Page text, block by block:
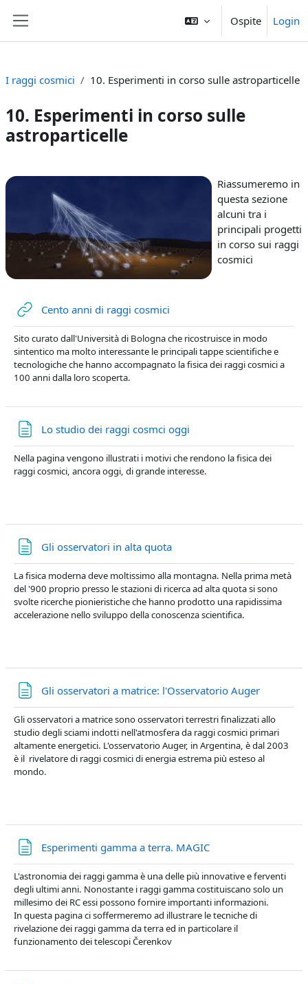
Ospite Login
I raggi cosmici 10. Esperimenti in corso sulle astroparticelle
10. Esperimenti in corso sulle
astroparticelle
Schema della sezione
Riassumeremo in
questa sezione
alcuni tra i
principali progetti
in corso sui raggi
cosmici
Cento anni di raggi cosmici
Sito curato dall'Università di Bologna che ricostruisce in modo
sintentico ma molto interessante le principali tappe scientifiche e
tecnologiche che hanno accompagnato la fisica dei raggi cosmici a
100 anni dalla loro scoperta.
Lo studio dei raggi cosmci oggi
Nella pagina vengono illustrati i motivi che rendono la fisica dei
raggi cosmici, ancora oggi, di grande interesse.
Gli osservatori in alta quotaPagina
La fisica moderna deve moltissimo alla montagna. Nella prima metà
del '900 proprio presso le stazioni di ricerca ad alta quota si sono
svolte ricerche pionieristiche che hanno prodotto una rapidissima
accelerazione nello sviluppo della conoscenza scientifica.
Gli osservatori a matrice: l'Osservatorio AugerPagina
Gli osservatori a matrice sono osservatori terrestri finalizzati allo
studio degli sciami indotti nell'atmosfera da raggi cosmici primari
altamente energetici. L'osservatorio Auger, in Argentina, è dal 2003
è il rivelatore di raggi cosmici di energia estrema più esteso al
mondo.
Esperimenti gamma a terra. MAGICPagina
L'astronomia dei raggi gamma è una delle più innovative e ferventi
degli ultimi anni. Nonostante i raggi gamma costituiscano solo un
millesimo dei RC essi possono fornire importanti informazioni.
In questa pagina ci soffermeremo ad illustrare le tecniche di
rivelazione dei raggi gamma da terra ed in particolare il
funzionamento dei telescopi Čerenkov